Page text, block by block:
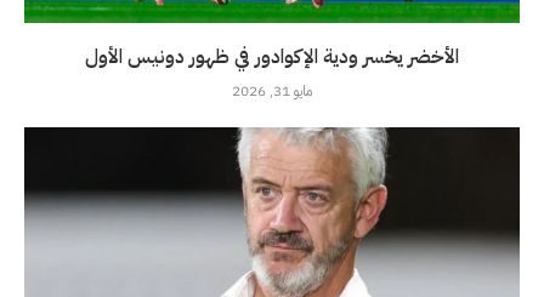
الأخضر يخسر ودية الإكوادور في ظهور دونيس الأول
مايو 31, 2026